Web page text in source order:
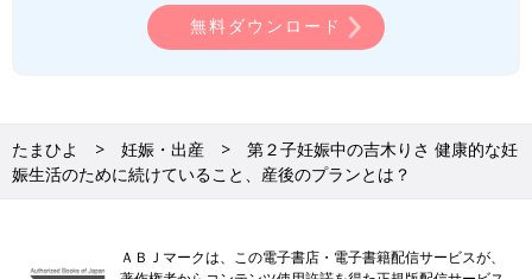
無料ダウンロード
たまひよ 妊娠・出産
第２子妊娠中の吉木りさ 健康的な妊
娠生活のために続けていること、産後のプランとは？
ＡＢＪマークは、この電子書店・電子書籍配信サービスが、